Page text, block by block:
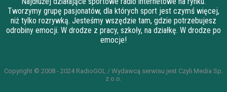
Tworzymy grupę pasjonatów, dla których sport jest czymś więcej,
niż tylko rozrywką. Jesteśmy wszędzie tam, gdzie potrzebujesz
odrobiny emocji. W drodze z pracy, szkoły, na działkę. W drodze po
emocje!
Copyright © 2008 - 2024 RadioGOL / Wydawcą serwisu jest Czyli Media Sp.
z o.o.